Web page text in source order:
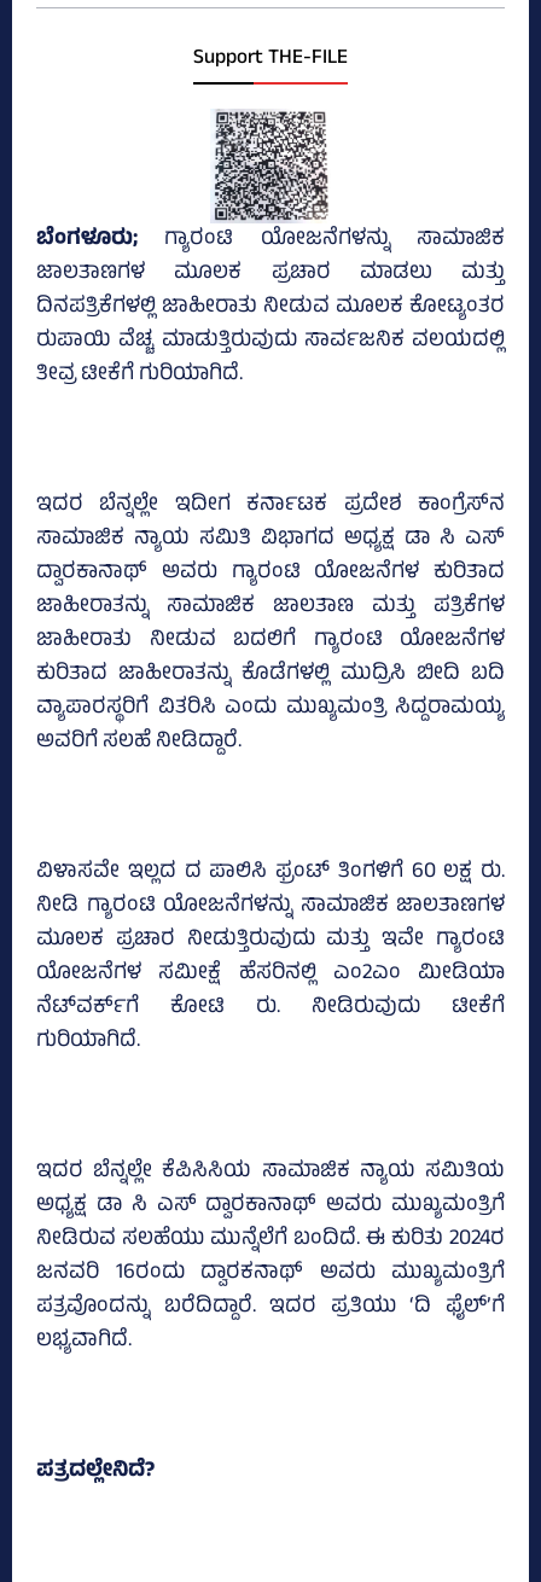
Support THE-FILE
ಬೆಂಗಳೂರು; ಗ್ಯಾರಂಟಿ ಯೋಜನೆಗಳನ್ನು ಸಾಮಾಜಿಕ
ಜಾಲತಾಣಗಳ ಮೂಲಕ ಪ್ರಚಾರ ಮಾಡಲು ಮತ್ತು
ದಿನಪತ್ರಿಕೆಗಳಲ್ಲಿ ಜಾಹೀರಾತು ನೀಡುವ ಮೂಲಕ ಕೋಟ್ಯಂತರ
ರುಪಾಯಿ ವೆಚ್ಚ ಮಾಡುತ್ತಿರುವುದು ಸಾರ್ವಜನಿಕ ವಲಯದಲ್ಲಿ
ತೀವ್ರ ಟೀಕೆಗೆ ಗುರಿಯಾಗಿದೆ.
ಇದರ ಬೆನ್ನಲ್ಲೇ ಇದೀಗ ಕರ್ನಾಟಕ ಪ್ರದೇಶ ಕಾಂಗ್ರೆಸ್‌ನ
ಸಾಮಾಜಿಕ ನ್ಯಾಯ ಸಮಿತಿ ವಿಭಾಗದ ಅಧ್ಯಕ್ಷ ಡಾ ಸಿ ಎಸ್‌
ದ್ವಾರಕಾನಾಥ್‌ ಅವರು ಗ್ಯಾರಂಟಿ ಯೋಜನೆಗಳ ಕುರಿತಾದ
ಜಾಹೀರಾತನ್ನು ಸಾಮಾಜಿಕ ಜಾಲತಾಣ ಮತ್ತು ಪತ್ರಿಕೆಗಳ
ಜಾಹೀರಾತು ನೀಡುವ ಬದಲಿಗೆ ಗ್ಯಾರಂಟಿ ಯೋಜನೆಗಳ
ಕುರಿತಾದ ಜಾಹೀರಾತನ್ನು ಕೊಡೆಗಳಲ್ಲಿ ಮುದ್ರಿಸಿ ಬೀದಿ ಬದಿ
ವ್ಯಾಪಾರಸ್ಥರಿಗೆ ವಿತರಿಸಿ ಎಂದು ಮುಖ್ಯಮಂತ್ರಿ ಸಿದ್ದರಾಮಯ್ಯ
ಅವರಿಗೆ ಸಲಹೆ ನೀಡಿದ್ದಾರೆ.
ವಿಳಾಸವೇ ಇಲ್ಲದ ದ ಪಾಲಿಸಿ ಫ್ರಂಟ್‌ ತಿಂಗಳಿಗೆ 60 ಲಕ್ಷ ರು.
ನೀಡಿ ಗ್ಯಾರಂಟಿ ಯೋಜನೆಗಳನ್ನು ಸಾಮಾಜಿಕ ಜಾಲತಾಣಗಳ
ಮೂಲಕ ಪ್ರಚಾರ ನೀಡುತ್ತಿರುವುದು ಮತ್ತು ಇವೇ ಗ್ಯಾರಂಟಿ
ಯೋಜನೆಗಳ ಸಮೀಕ್ಷೆ ಹೆಸರಿನಲ್ಲಿ ಎಂ2ಎಂ ಮೀಡಿಯಾ
ನೆಟ್‌ವರ್ಕ್‌ಗೆ ಕೋಟಿ ರು. ನೀಡಿರುವುದು ಟೀಕೆಗೆ
ಗುರಿಯಾಗಿದೆ.
ಇದರ ಬೆನ್ನಲ್ಲೇ ಕೆಪಿಸಿಸಿಯ ಸಾಮಾಜಿಕ ನ್ಯಾಯ ಸಮಿತಿಯ
ಅಧ್ಯಕ್ಷ ಡಾ ಸಿ ಎಸ್‌ ದ್ವಾರಕಾನಾಥ್‌ ಅವರು ಮುಖ್ಯಮಂತ್ರಿಗೆ
ನೀಡಿರುವ ಸಲಹೆಯು ಮುನ್ನೆಲೆಗೆ ಬಂದಿದೆ. ಈ ಕುರಿತು 2024ರ
ಜನವರಿ 16ರಂದು ದ್ವಾರಕನಾಥ್‌ ಅವರು ಮುಖ್ಯಮಂತ್ರಿಗೆ
ಪತ್ರವೊಂದನ್ನು ಬರೆದಿದ್ದಾರೆ. ಇದರ ಪ್ರತಿಯು ‘ದಿ ಫೈಲ್‌’ಗೆ
ಲಭ್ಯವಾಗಿದೆ.
ಪತ್ರದಲ್ಲೇನಿದೆ?